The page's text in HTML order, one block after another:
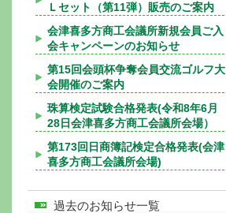
Ｌセット（第11弾）販売のご案内
会津喜多方商工会議所新規会員ご入
会キャンペーンのお知らせ
第15回会頭杯争奪会員交流ゴルフ大
会開催のご案内
珠算検定試験合格発表(令和8年6月
28日会津喜多方商工会議所会場）
第173回日商簿記検定合格発表(会津
喜多方商工会議所会場)
過去のお知らせ一覧